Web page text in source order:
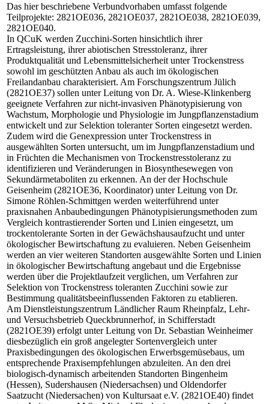
Das hier beschriebene Verbundvorhaben umfasst folgende
Teilprojekte: 2821OE036, 2821OE037, 2821OE038, 2821OE039,
2821OE040.
In QCuK werden Zucchini-Sorten hinsichtlich ihrer
Ertragsleistung, ihrer abiotischen Stresstoleranz, ihrer
Produktqualität und Lebensmittelsicherheit unter Trockenstress
sowohl im geschützten Anbau als auch im ökologischen
Freilandanbau charakterisiert. Am Forschungszentrum Jülich
(2821OE37) sollen unter Leitung von Dr. A. Wiese-Klinkenberg
geeignete Verfahren zur nicht-invasiven Phänotypisierung von
Wachstum, Morphologie und Physiologie im Jungpflanzenstadium
entwickelt und zur Selektion toleranter Sorten eingesetzt werden.
Zudem wird die Genexpression unter Trockenstress in
ausgewählten Sorten untersucht, um im Jungpflanzenstadium und
in Früchten die Mechanismen von Trockenstresstoleranz zu
identifizieren und Veränderungen in Biosynthesewegen von
Sekundärmetaboliten zu erkennen. An der der Hochschule
Geisenheim (2821OE36, Koordinator) unter Leitung von Dr.
Simone Röhlen-Schmittgen werden weiterführend unter
praxisnahen Anbaubedingungen Phänotypisierungsmethoden zum
Vergleich kontrastierender Sorten und Linien eingesetzt, um
trockentolerante Sorten in der Gewächshausaufzucht und unter
ökologischer Bewirtschaftung zu evaluieren. Neben Geisenheim
werden an vier weiteren Standorten ausgewählte Sorten und Linien
in ökologischer Bewirtschaftung angebaut und die Ergebnisse
werden über die Projektlaufzeit verglichen, um Verfahren zur
Selektion von Trockenstress toleranten Zucchini sowie zur
Bestimmung qualitätsbeeinflussenden Faktoren zu etablieren.
Am Dienstleistungszentrum Ländlicher Raum Rheinpfalz, Lehr-
und Versuchsbetrieb Queckbrunnerhof, in Schifferstadt
(2821OE39) erfolgt unter Leitung von Dr. Sebastian Weinheimer
diesbezüglich ein groß angelegter Sortenvergleich unter
Praxisbedingungen des ökologischen Erwerbsgemüsebaus, um
entsprechende Praxisempfehlungen abzuleiten. An den drei
biologisch-dynamisch arbeitenden Standorten Bingenheim
(Hessen), Sudershausen (Niedersachsen) und Oldendorfer
Saatzucht (Niedersachen) von Kultursaat e.V. (2821OE40) findet